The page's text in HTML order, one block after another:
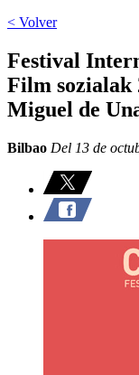
< Volver
Festival
Film sozialak
Miguel de
Bilbao Del 13 de